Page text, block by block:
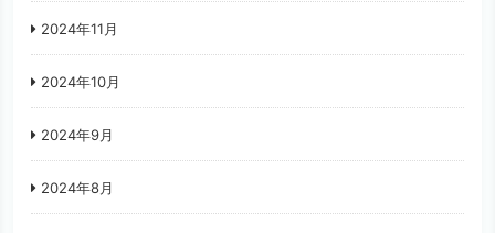
2024年11月
2024年10月
2024年9月
2024年8月